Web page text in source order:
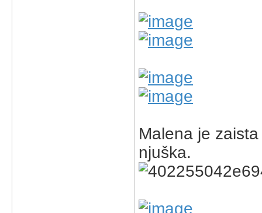
Malena je
njuška.